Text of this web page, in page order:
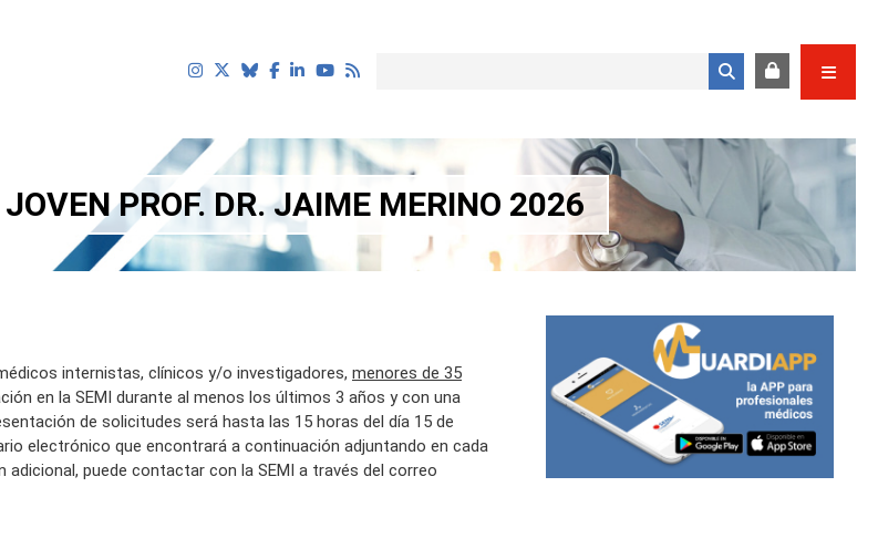
PROF. DR. JAIME MERINO 2026
internistas, clínicos y/o investigadores, menores de 35
en la SEMI durante al menos los últimos 3 años y con una
de solicitudes será hasta las 15 horas del día 15 de
electrónico que encontrará a continuación adjuntando en cada
puede contactar con la SEMI a través del correo